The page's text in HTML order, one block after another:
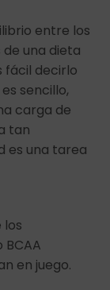
entre los
una dieta
fácil decirlo
sencillo,
carga de
tan
es una tarea
los
en juego.